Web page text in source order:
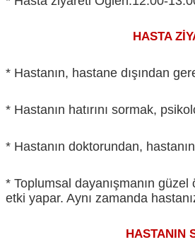
HASTA
* Hastanın, hastane dışından
* Hastanın hatırını sormak,
* Hastanın doktorundan,
* Toplumsal dayanışmanın
etki yapar. Aynı zamanda
HASTANIN SAĞLIĞI İLE